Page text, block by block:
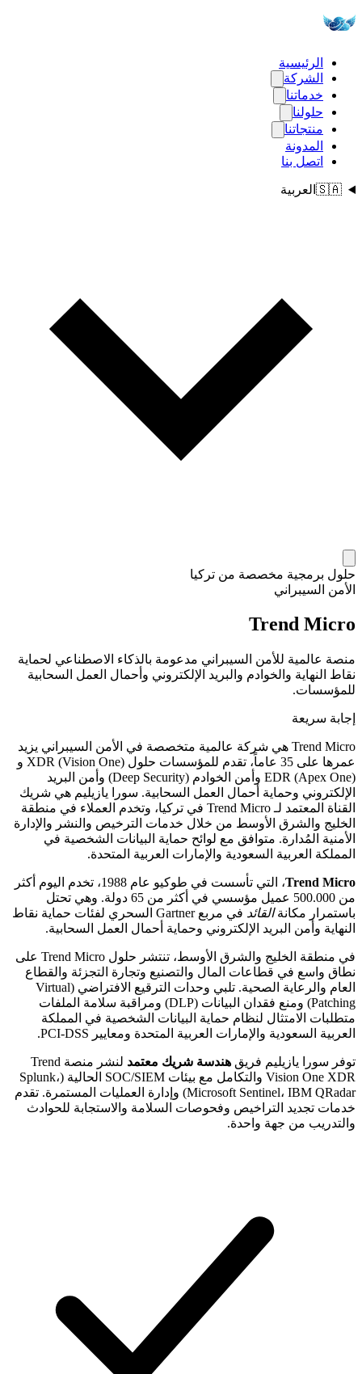
الرئيسية
الشركة
خدماتنا
حلولنا
منتجاتنا
المدونة
اتصل بنا
🇸🇦العربية
حلول برمجية مخصصة من تركيا
الأمن السيبراني
Trend Micro
منصة عالمية للأمن السيبراني مدعومة بالذكاء الاصطناعي لحماية
نقاط النهاية والخوادم والبريد الإلكتروني وأحمال العمل السحابية
للمؤسسات.
إجابة سريعة
Trend Micro هي شركة عالمية متخصصة في الأمن السيبراني يزيد
عمرها على 35 عاماً، تقدم للمؤسسات حلول XDR (Vision One) و
EDR (Apex One) وأمن الخوادم (Deep Security) وأمن البريد
الإلكتروني وحماية أحمال العمل السحابية. سورا يازيليم هي شريك
القناة المعتمد لـ Trend Micro في تركيا، وتخدم العملاء في منطقة
الخليج والشرق الأوسط من خلال خدمات الترخيص والنشر والإدارة
الأمنية المُدارة. متوافق مع لوائح حماية البيانات الشخصية في
المملكة العربية السعودية والإمارات العربية المتحدة.
Trend Micro
، التي تأسست في طوكيو عام 1988، تخدم اليوم أكثر
من 500.000 عميل مؤسسي في أكثر من 65 دولة. وهي تحتل
باستمرار مكانةالقائد
في مربع Gartner السحري لفئات حماية نقاط
النهاية وأمن البريد الإلكتروني وحماية أحمال العمل السحابية.
في منطقة الخليج والشرق الأوسط، تنتشر حلول Trend Micro على
نطاق واسع في قطاعات المال والتصنيع وتجارة التجزئة والقطاع
العام والرعاية الصحية. تلبي وحدات الترقيع الافتراضي (Virtual
Patching) ومنع فقدان البيانات (DLP) ومراقبة سلامة الملفات
متطلبات الامتثال لنظام حماية البيانات الشخصية في المملكة
العربية السعودية والإمارات العربية المتحدة ومعايير PCI-DSS.
توفر سورا يازيليم فريق هندسة شريك معتمد
لنشر منصة Trend
Vision One XDR والتكامل مع بيئات SOC/SIEM الحالية (Splunk،
Microsoft Sentinel، IBM QRadar) وإدارة العمليات المستمرة. تقدم
خدمات تجديد التراخيص وفحوصات السلامة والاستجابة للحوادث
والتدريب من جهة واحدة.